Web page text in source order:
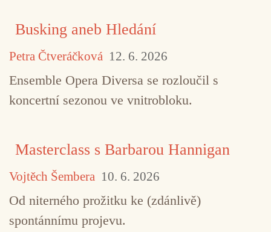
Busking aneb Hledání
Petra Čtveráčková 12. 6. 2026
Ensemble Opera Diversa se rozloučil s
koncertní sezonou ve vnitrobloku.
Masterclass s Barbarou Hannigan
Vojtěch Šembera 10. 6. 2026
Od niterného prožitku ke (zdánlivě)
spontánnímu projevu.